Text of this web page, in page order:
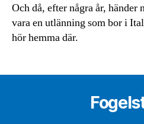
Och då, efter några år,
vara en utlänning som bor i
hör hemma där.